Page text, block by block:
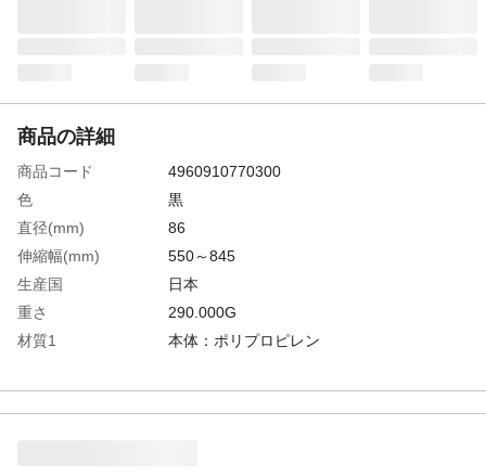
商品の詳細
商品コード
4960910770300
色
黒
直径(mm)
86
伸縮幅(mm)
550～845
生産国
日本
重さ
290.000G
材質1
本体：ポリプロピレン